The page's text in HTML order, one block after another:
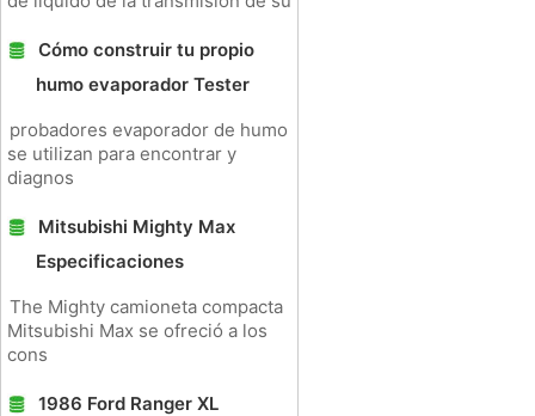
Cómo construir tu propio
humo evaporador Tester
probadores evaporador de humo
se utilizan para encontrar y
diagnos
Mitsubishi Mighty Max
Especificaciones
The Mighty camioneta compacta
Mitsubishi Max se ofreció a los
cons
1986 Ford Ranger XL